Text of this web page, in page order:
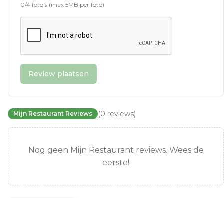
0/4 foto's (max 5MB per foto)
Review plaatsen
Mijn Restaurant Reviews (0 reviews)
Nog geen Mijn Restaurant reviews. Wees de
eerste!